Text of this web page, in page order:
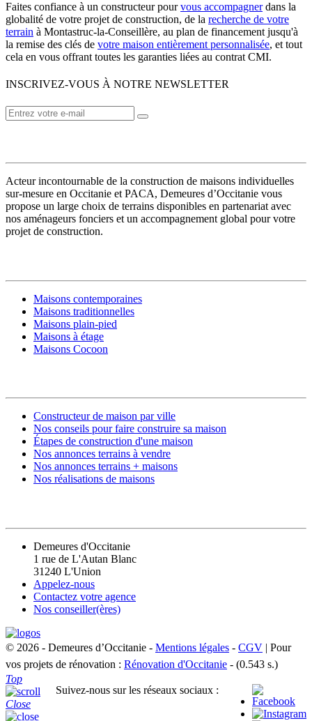
Faites confiance à un constructeur pourvous accompagnerdans la
globalité de votre projet de construction, de la recherche de votre
terrain à Montastruc-la-Conseillère, au plan de financement jusqu'à
la remise des clés de votre maison entièrement personnalisée, et tout
cela en vous offrant toutes les garanties liées au contrat CMI.
INSCRIVEZ-VOUS À NOTRE NEWSLETTER
Acteur incontournable de la construction de maisons individuelles
sur-mesure en Occitanie et PACA, Demeures d’Occitanie vous
propose un large choix de terrains disponibles en partenariat avec
nos aménageurs fonciers et un accompagnement global pour votre
projet de construction.
Maisons contemporaines
Maisons traditionnelles
Maisons plain-pied
Maisons à étage
Maisons Cocoon
Constructeur de maison par ville
Nos conseils pour faire construire sa maison
Étapes de construction d'une maison
Nos annonces terrains à vendre
Nos annonces terrains + maisons
Nos réalisations de maisons
Demeures d'Occitanie
1 rue de L'Autan Blanc
31240 L'Union
Appelez-nous
Contactez votre agence
Nos conseiller(ères)
© 2026 - Demeures d’Occitanie - Mentions légales - CGV | Pour
vos projets de rénovation : Rénovation d'Occitanie - (0.543 s.)
Suivez-nous sur les réseaux sociaux :
Top
Close